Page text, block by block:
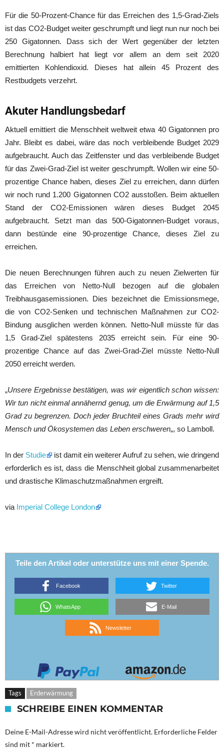
Für die 50-Prozent-Chance für das Erreichen des 1,5-Grad-Ziels
ist das CO2-Budget weiter geschrumpft und liegt nun nur noch bei
250 Gigatonnen. Dass sich der Wert gegenüber der letzten
Berechnung halbiert hat liegt vor allem an dem seit 2020
emittierten Kohlendioxid. Dieses hat allein 45 Prozent des
Restbudgets verzehrt.
Akuter Handlungsbedarf
Aktuell emittiert die Menschheit weltweit etwa 40 Gigatonnen pro
Jahr. Bleibt es dabei, wäre das noch verbleibende Budget 2029
aufgebraucht. Auch das Zeitfenster und das verbleibende Budget
für das Zwei-Grad-Ziel ist weiter geschrumpft. Wollen wir eine 50-
prozentige Chance haben, dieses Ziel zu erreichen, dann dürfen
wir noch rund 1.200 Gigatonnen CO2 ausstoßen. Beim aktuellen
Stand der CO2-Emissionen wären dieses Budget 2045
aufgebraucht. Setzt man das 500-Gigatonnen-Budget voraus,
dann bestünde eine 90-prozentige Chance, dieses Ziel zu
erreichen.
Die neuen Berechnungen führen auch zu neuen Zielwerten für
das Erreichen von Netto-Null bezogen auf die globalen
Treibhausgasemissionen. Dies bezeichnet die Emissionsmege,
die von CO2-Senken und technischen Maßnahmen zur CO2-
Bindung ausglichen werden können. Netto-Null müsste für das
1,5 Grad-Ziel spätestens 2035 erreicht sein. Für eine 90-
prozentige Chance auf das Zwei-Grad-Ziel müsste Netto-Null
2050 erreicht werden.
„Unsere Ergebnisse bestätigen, was wir eigentlich schon wissen:
Wir tun nicht einmal annähernd genug, um die Erwärmung auf 1,5
Grad zu begrenzen. Doch jeder Bruchteil eines Grads mehr wird
Mensch und Ökosystemen das Leben erschweren„, so Lamboll.
In der Studie
ist damit ein weiterer Aufruf zu sehen, wie dringend
erforderlich es ist, dass die Menschheit global zusammenarbeitet
und drastische Klimaschutzmaßnahmen ergreift.
via Imperial College London
Teile den Artikel oder unterstütze uns mit einer Spende.
Facebook Twitter
WhatsApp E-Mail
Newsletter
Tags Erderwärmung
SCHREIBE EINEN KOMMENTAR
Deine E-Mail-Adresse wird nicht veröffentlicht. Erforderliche Felder
sind mit * markiert.